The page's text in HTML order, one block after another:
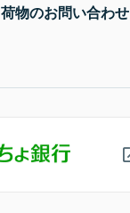
荷物のお問い合わせ